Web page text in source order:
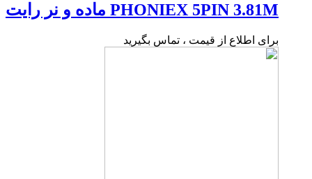
PHONIEX 5PIN 3.81M ماده و نر رایت
برای اطلاع از قیمت ، تماس بگیرید